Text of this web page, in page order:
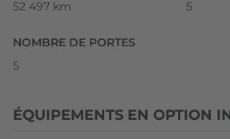
52 497 km
5
NOMBRE DE PORTES
5
ÉQUIPEMENTS EN OPTION